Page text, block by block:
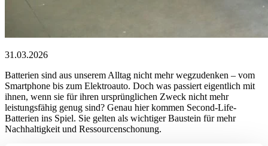
31.03.2026
Batterien sind aus unserem Alltag nicht mehr wegzudenken – vom
Smartphone bis zum Elektroauto. Doch was passiert eigentlich mit
ihnen, wenn sie für ihren ursprünglichen Zweck nicht mehr
leistungsfähig genug sind? Genau hier kommen Second-Life-
Batterien ins Spiel. Sie gelten als wichtiger Baustein für mehr
Nachhaltigkeit und Ressourcenschonung.